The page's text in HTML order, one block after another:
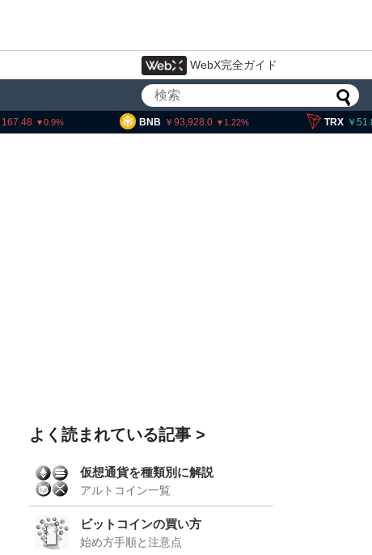
WebX完全ガイド
93,928.0 1.22 51.81 0.42
よく読まれている記事
仮想通貨を種類別に解説
アルトコイン一覧
ビットコインの買い方
始め方手順と注意点